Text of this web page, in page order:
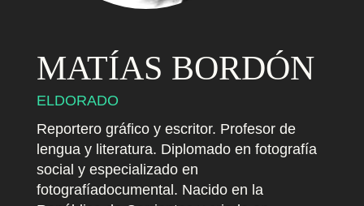
Q
u
i
é
MATÍAS BORDÓN
ELDORADO
Reportero gráfico y escritor. Profesor de
lengua y literatura. Diplomado en fotografía
social y especializado en
fotografíadocumental. Nacido en la